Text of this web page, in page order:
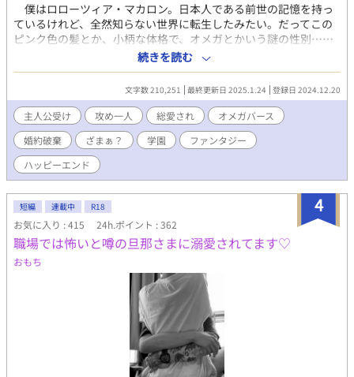
僕はロローツィア・マカロン。日本人である前世の記憶を持っ
ているけれど、全然知らない世界に転生したみたい。だってこの
ピンク色の髪とか、小柄な体格で、オメガとかいう謎の性別……
ということから、多分、主人公ではなさそうだ。 それでも愛す
る家族のため、『聖者』としてお仕事を、貴族として人脈作りを
頑張るんだ。婚約者も仲の良い幼馴染で、……て、君、何してる
の……？ 女性向けHOTランキング最高位5位、いただきました。
たくさんの閲覧、ありがとうございます。 ※総愛され風味（攻め
は一人） ※ざまぁ？はぬるめ（当社比） ※ぽわぽわ系受け ※番
外編もあります ※オメガバースの設定をお借りしています
続きを読む
文字数 210,251 最終更新日 2025.1.24 登録日 2024.12.20
主人公受け 攻め一人 総愛され
オメガバース
婚約破棄
ざまぁ？ 学園
ファンタジー
ハッピーエンド
4
短編 連載中 R18
お気に入り : 415 24h.ポイント : 362
職場では怖いと噂の旦那さまに溺愛されてます♡
おもち